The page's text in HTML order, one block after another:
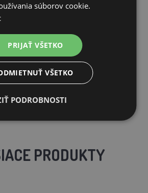
temnom prostredí v pôvodných
otvorení postupne spotrebujte,
Mikroskopické pevné
je daný obsahom prírodných
výrobku.
PRODUKTY
súborov cookie.
PRIJAŤ VŠETKO
VŠETKO
PODROBNOSTI